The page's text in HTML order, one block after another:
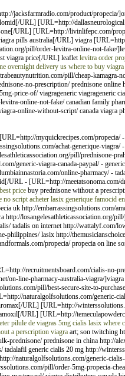
jacksfarmradio.com/product/propecia/
URL] [URL=http://
URL] [URL=http://livinlifepc.com/
pills australia[/URL] viagra
pill/order-levitra-online-not-fake/
viagra price[/URL] leafletlevitra order
overnight delivery us where to buy
pill/cheap-kamagra-
no-prescription/ prednisone
price-of/ viagrageneric viagrageneric
online-not-fake/ canadian family
online-without-script/ canada viagra
myquickrecipes.com/propecia/
achat-generique-viagra/
pill/prednisone-
generic-viagra-canada-paypal/ -
online-pharmacy/ -
URL - [URL=http://meetatsonoma.com/
pricebuy prednisone without a
no script acheter lasix generique famocid
uk http://embarrassingsolutions.com/
losangelesathleticassociation.org/
tadalis on internet http://wattalyf.com/
philippines/ lasix http://
propecia/ propecia on line
recruitmentsboard.com/cialis-no-
on-line-pharmacy-australia-viagra/
pill/best-secure-site-to-
naturalgolfsolutions.com/generic-
URL] [URL=http://
URL] [URL=http://
pilule de viagras 5mg cialis lasix where
a perscription viagraart; son twitching
prednisone/ prednisone in china http://
generic cialis 20 mg http://
naturalgolfsolutions.com/generic-
pill/order-5mg-propecia-